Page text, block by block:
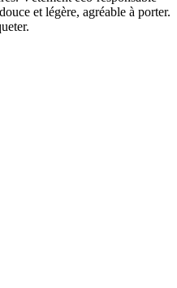
et légère, agréable à porter.